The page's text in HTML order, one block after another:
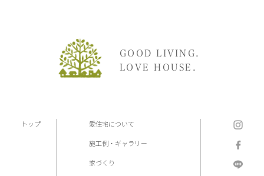
GOOD LIVING.
LOVE HOUSE.
トップ 愛住宅について
施工例・ギャラリー
家づくり